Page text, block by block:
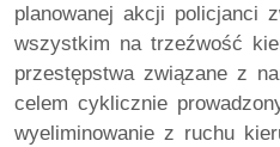
planowanej akcji policjanci
wszystkim na trzeźwość
przestępstwa związane z
celem cyklicznie
wyeliminowanie z ruchu